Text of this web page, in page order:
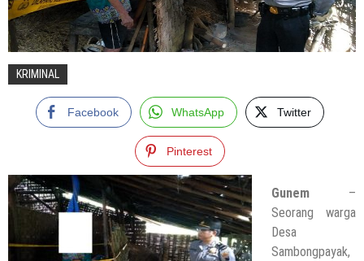
KRIMINAL
Facebook WhatsApp Twitter
Pinterest
Gunem –
Seorang warga
Desa
Sambongpayak,